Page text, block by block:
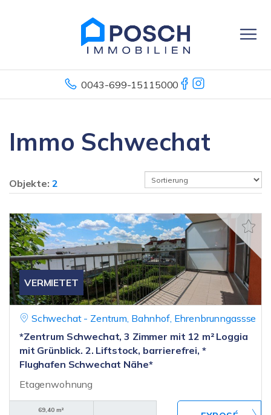
0043-699-15115000
Immo Schwechat
Objekte: 2
VERMIETET
Schwechat - Zentrum, Bahnhof, Ehrenbrunngassse
*Zentrum Schwechat, 3 Zimmer mit 12 m² Loggia
mit Grünblick. 2. Liftstock, barrierefrei, *
Flughafen Schwechat Nähe*
Etagenwohnung
69,40 m²